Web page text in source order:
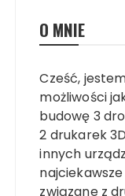
O MNIE
Cześć,
możliwości
budowę 3
2 drukarek
innych
związane z